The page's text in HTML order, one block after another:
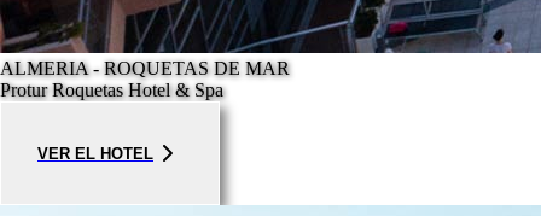
ALMERIA - ROQUETAS DE MAR
Protur Roquetas Hotel & Spa
VER EL HOTEL